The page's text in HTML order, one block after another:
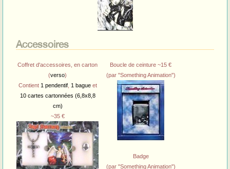
Accessoires
Coffret d'accessoires, en carton
(verso)
Contient 1 pendentif, 1 bagueet
10 cartes cartonnées (6,8x8,8
cm)
~35 €
Boucle de ceinture ~15 €
(par "Something Animation")
Badge
(par "Something Animation")